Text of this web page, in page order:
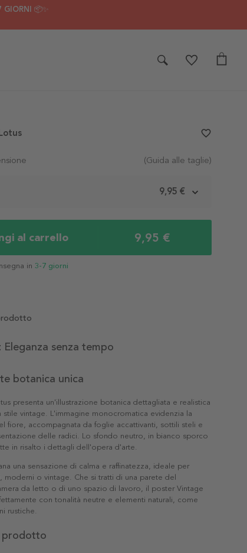
📦✨
(Guida alle taglie)
9,95 €
al carrello 9,95 €
in 3-7 giorni
favorite_border
senza tempo
botanica unica
presenta un'illustrazione botanica dettagliata e realistica
vintage. L'immagine monocromatica evidenzia la
fiore, accompagnata da foglie accattivanti, sottili steli e
delle radici. Lo sfondo neutro, in bianco sporco
in risalto i dettagli dell'opera d'arte.
una sensazione di calma e raffinatezza, ideale per
moderni o vintage. Che si tratti di una parete del
da letto o di uno spazio di lavoro, il poster Vintage
con tonalità neutre e elementi naturali, come
rustiche.
prodotto